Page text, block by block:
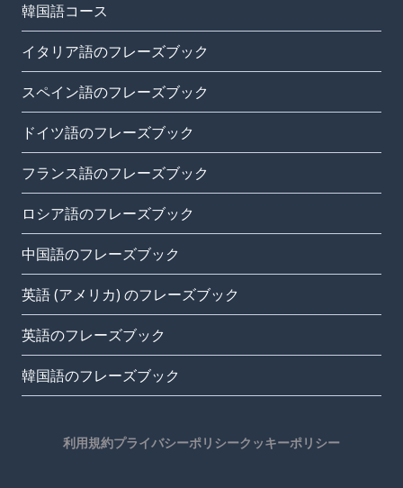
韓国語コース
イタリア語のフレーズブック
スペイン語のフレーズブック
ドイツ語のフレーズブック
フランス語のフレーズブック
ロシア語のフレーズブック
中国語のフレーズブック
英語 (アメリカ) のフレーズブック
英語のフレーズブック
韓国語のフレーズブック
利用規約プライバシーポリシークッキーポリシー